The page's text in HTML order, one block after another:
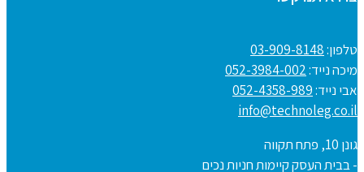
טלפון:03-909-8148
מיכה נייד:052-3984-002
אבי נייד:052-4358-989
info@technoleg.co.il
גונן 10, פתח תקווה
- בבית העסק קיימות חניות נכים